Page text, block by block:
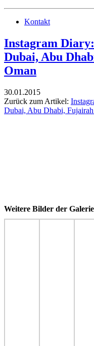
Kontakt
Instagram Diary:
Dubai, Abu
Oman
30.01.2015
Zurück zum Artikel:
Dubai, Abu Dhabi,
Weitere Bilder der Galerie